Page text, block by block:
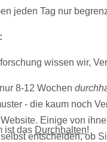
jeden Tag nur
wissen wir,
8-12 Wochen
- die kaum noch
ist das Durchhalten!
Einige von
entscheiden, ob